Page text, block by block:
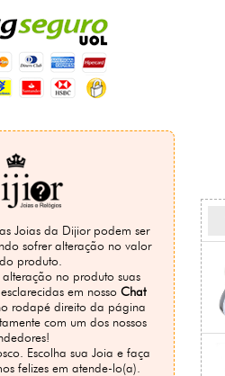
Joias da Dijior podem ser
sofrer alteração no valor
produto.
no produto suas
em nossoChat
rodapé direito da página
com um dos nossos
Escolha sua Joia e faça
felizes em atende-lo(a).